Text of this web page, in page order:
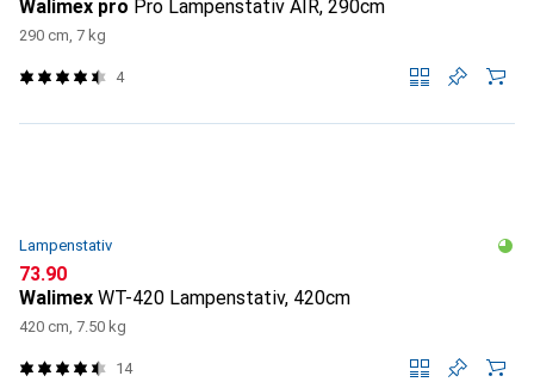
Walimex pro Pro Lampenstativ AIR, 290cm
290 cm, 7 kg
4
Lampenstativ
CHF
73.90
Walimex WT-420 Lampenstativ, 420cm
420 cm, 7.50 kg
14